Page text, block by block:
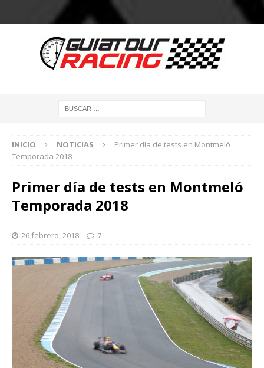
INICIO NOTICIAS
Primer día de tests en Montmeló
Temporada 2018
Primer día de tests en Montmeló
Temporada 2018
26 febrero, 2018 7